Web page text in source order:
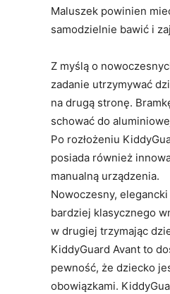
Maluszek powinien
samodzielnie bawić i
Z myślą o
zadanie utrzymywać
na drugą stronę.
schować do
Po rozłożeniu
posiada również
manualną urządzenia.
Nowoczesny,
bardziej klasycznego
w drugiej trzymając
KiddyGuard Avant to
pewność, że dziecko
obowiązkami.